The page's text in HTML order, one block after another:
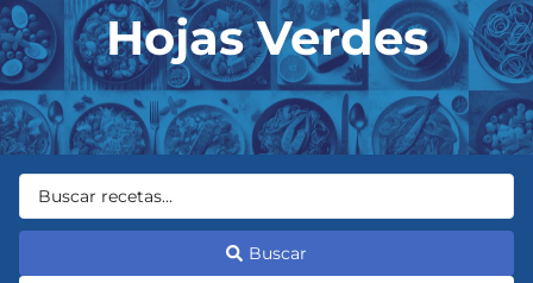
Hojas Verdes
Buscar